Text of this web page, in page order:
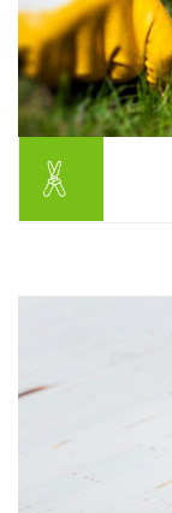
از لحاظ کمی